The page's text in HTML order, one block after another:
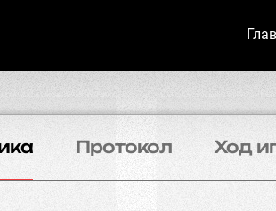
Протокол Ход